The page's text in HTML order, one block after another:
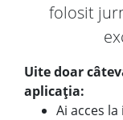
folosit
Uite doar
aplicația:
Ai acces